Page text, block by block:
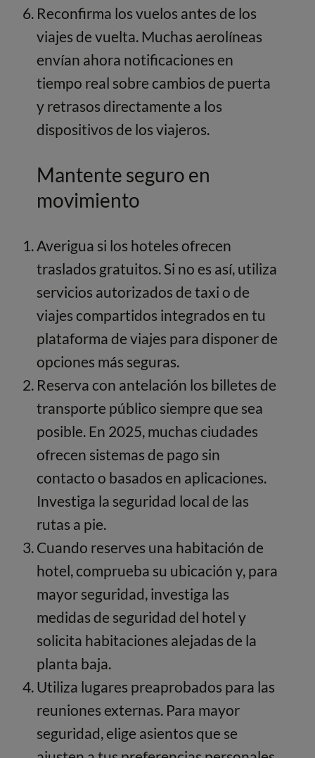
Reconfirma los vuelos antes de los
viajes de vuelta. Muchas aerolíneas
envían ahora notificaciones en
tiempo real sobre cambios de puerta
y retrasos directamente a los
dispositivos de los viajeros.
Mantente seguro en
movimiento
Averigua si los hoteles ofrecen
traslados gratuitos. Si no es así, utiliza
servicios autorizados de taxi o de
viajes compartidos integrados en tu
plataforma de viajes para disponer de
opciones más seguras.
Reserva con antelación los billetes de
transporte público siempre que sea
posible. En 2025, muchas ciudades
ofrecen sistemas de pago sin
contacto o basados en aplicaciones.
Investiga la seguridad local de las
rutas a pie.
Cuando reserves una habitación de
hotel, comprueba su ubicación y, para
mayor seguridad, investiga las
medidas de seguridad del hotel y
solicita habitaciones alejadas de la
planta baja.
Utiliza lugares preaprobados para las
reuniones externas. Para mayor
seguridad, elige asientos que se